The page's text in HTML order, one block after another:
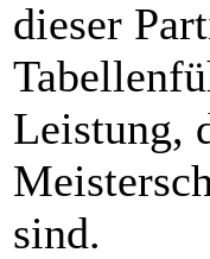
dieser
Leistung,
sind.